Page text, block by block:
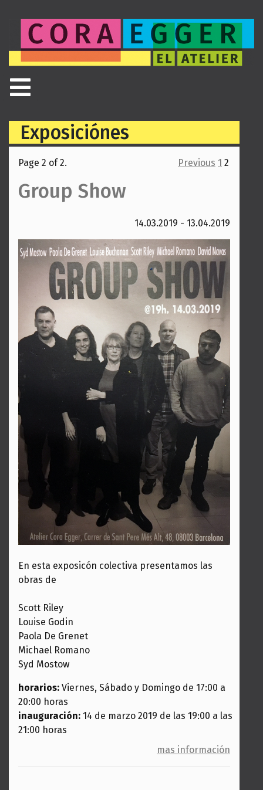
Exposiciónes
Page 2 of 2. Previous 1 2
Group Show
14.03.2019 - 13.04.2019
En esta exposicón colectiva presentamos las
obras de
Scott Riley
Louise Godin
Paola De Grenet
Michael Romano
Syd Mostow
horarios: Viernes, Sábado y Domingo de 17:00 a
20:00 horas
inauguración: 14 de marzo 2019 de las 19:00 a las
21:00 horas
mas información